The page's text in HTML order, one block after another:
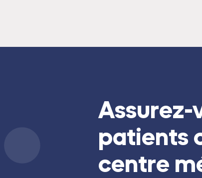
Assurez-
patients
centre